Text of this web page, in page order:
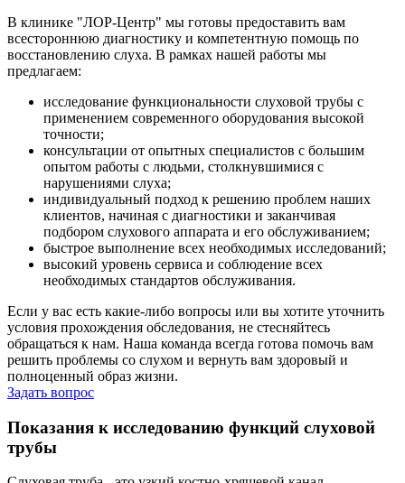
В клинике "ЛОР-Центр" мы готовы предоставить вам
всестороннюю диагностику и компетентную помощь по
восстановлению слуха. В рамках нашей работы мы
предлагаем:
исследование функциональности слуховой трубы с
применением современного оборудования высокой
точности;
консультации от опытных специалистов с большим
опытом работы с людьми, столкнувшимися с
нарушениями слуха;
индивидуальный подход к решению проблем наших
клиентов, начиная с диагностики и заканчивая
подбором слухового аппарата и его обслуживанием;
быстрое выполнение всех необходимых исследований;
высокий уровень сервиса и соблюдение всех
необходимых стандартов обслуживания.
Если у вас есть какие-либо вопросы или вы хотите уточнить
условия прохождения обследования, не стесняйтесь
обращаться к нам. Наша команда всегда готова помочь вам
решить проблемы со слухом и вернуть вам здоровый и
полноценный образ жизни.
Задать вопрос
Показания к исследованию функций слуховой
трубы